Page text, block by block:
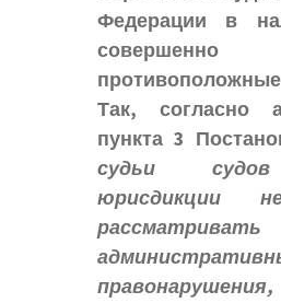
Федерации в
совершенно
Так, согласно
пункта 3
судьи
юрисдикции
правонарушения,